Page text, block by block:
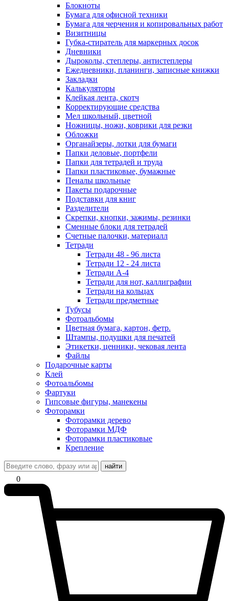
Блокноты
Бумага для офисной техники
Бумага для черчения и копировальных работ
Визитницы
Губка-стиратель для маркерных досок
Дневники
Дыроколы, степлеры, антистеплеры
Ежедневники, планинги, записные книжки
Закладки
Калькуляторы
Клейкая лента, скотч
Корректирующие средства
Мел школьный, цветной
Ножницы, ножи, коврики для резки
Обложки
Органайзеры, лотки для бумаги
Папки деловые, портфели
Папки для тетрадей и труда
Папки пластиковые, бумажные
Пеналы школьные
Пакеты подарочные
Подставки для книг
Разделители
Скрепки, кнопки, зажимы, резинки
Сменные блоки для тетрадей
Счетные палочки, материалл
Тетради
Тетради 48 - 96 листа
Тетради 12 - 24 листа
Тетради А-4
Тетради для нот, каллиграфии
Тетради на кольцах
Тетради предметные
Тубусы
Фотоальбомы
Цветная бумага, картон, фетр.
Штампы, подушки для печатей
Этикетки, ценники, чековая лента
Файлы
Подарочные карты
Клей
Фотоальбомы
Фартуки
Гипсовые фигуры, манекены
Фоторамки
Фоторамки дерево
Фоторамки МДФ
Фоторамки пластиковые
Крепление
найти
0